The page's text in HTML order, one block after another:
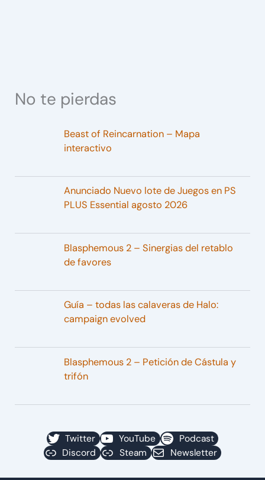
No te pierdas
Beast of Reincarnation – Mapa
interactivo
Anunciado Nuevo lote de Juegos en PS
PLUS Essential agosto 2026
Blasphemous 2 – Sinergias del retablo
de favores
Guía – todas las calaveras de Halo:
campaign evolved
Blasphemous 2 – Petición de Cástula y
trifón
Twitter YouTube
Podcast
Discord
Steam Newsletter